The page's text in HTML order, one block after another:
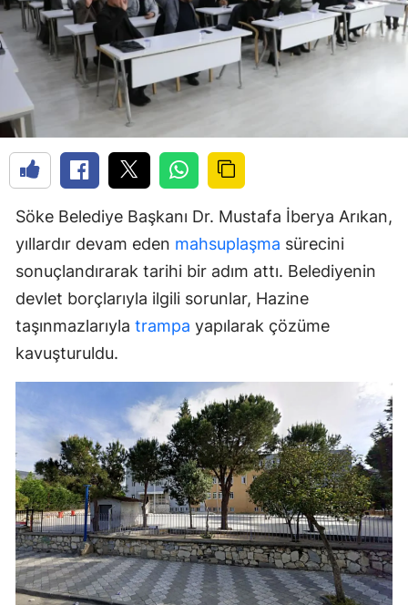
Söke Belediye Başkanı Dr. Mustafa İberya Arıkan,
yıllardır devam eden mahsuplaşma sürecini
sonuçlandırarak tarihi bir adım attı. Belediyenin
devlet borçlarıyla ilgili sorunlar, Hazine
taşınmazlarıyla trampa yapılarak çözüme
kavuşturuldu.